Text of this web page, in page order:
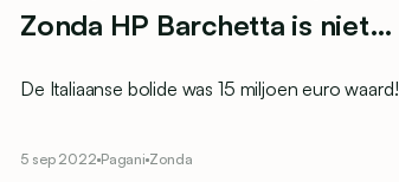
Zonda HP Barchetta is niet
De Italiaanse bolide was 15 miljoen euro waard!
5 sep 2022 Pagani Zonda